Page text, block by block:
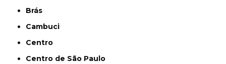
Brás
Cambuci
Centro
Centro de São Paulo